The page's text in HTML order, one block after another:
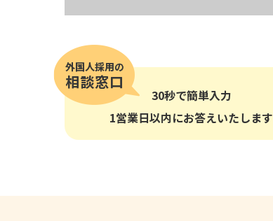
30秒で簡単入力
1営業日以内にお答えいたします